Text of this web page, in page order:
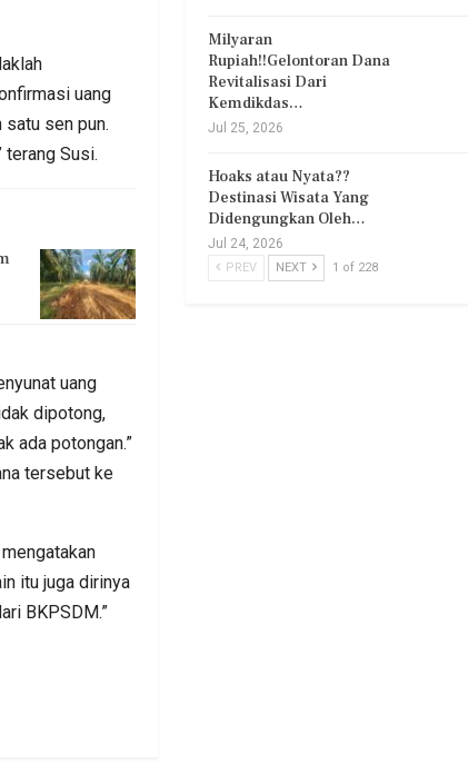
uang
sen pun.
terang Susi.
uang
dipotong,
ada potongan.”
tersebut ke
itu juga dirinya
BKPSDM.”
Milyaran
Rupiah!!Gelontoran Dana
Revitalisasi Dari
Kemdikdas…
Jul 25, 2026
Hoaks atau Nyata??
Destinasi Wisata Yang
Didengungkan Oleh…
Jul 24, 2026
PREV NEXT 1 of 228